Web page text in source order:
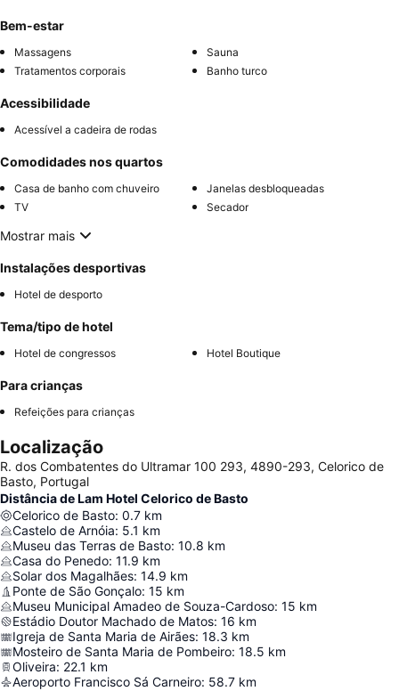
Bem-estar
Massagens
Sauna
Tratamentos corporais
Banho turco
Acessibilidade
Acessível a cadeira de rodas
Comodidades nos quartos
Casa de banho com chuveiro
Janelas desbloqueadas
TV
Secador
Mostrar mais
Instalações desportivas
Hotel de desporto
Tema/tipo de hotel
Hotel de congressos Hotel Boutique
Para crianças
Refeições para crianças
Localização
R. dos Combatentes do Ultramar 100 293, 4890-293, Celorico de
Basto, Portugal
Distância de Lam Hotel Celorico de Basto
Celorico de Basto: 0.7 km
Castelo de Arnóia: 5.1 km
Museu das Terras de Basto: 10.8 km
Casa do Penedo: 11.9 km
Solar dos Magalhães: 14.9 km
Ponte de São Gonçalo: 15 km
Museu Municipal Amadeo de Souza-Cardoso: 15 km
Estádio Doutor Machado de Matos: 16 km
Igreja de Santa Maria de Airães: 18.3 km
Mosteiro de Santa Maria de Pombeiro: 18.5 km
Oliveira: 22.1 km
Aeroporto Francisco Sá Carneiro: 58.7 km